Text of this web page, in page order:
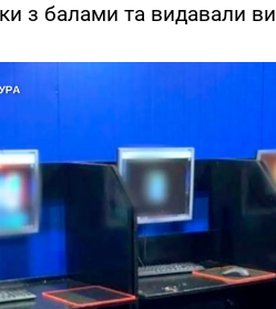
з балами та видавали